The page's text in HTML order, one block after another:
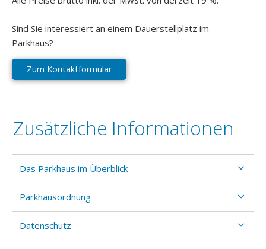
Sind Sie interessiert an einem Dauerstellplatz im
Parkhaus?
Zum Kontaktformular
Zusätzliche Informationen
Das Parkhaus im Überblick
Parkhausordnung
Datenschutz